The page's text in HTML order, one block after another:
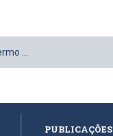
PUBLICAÇÕES